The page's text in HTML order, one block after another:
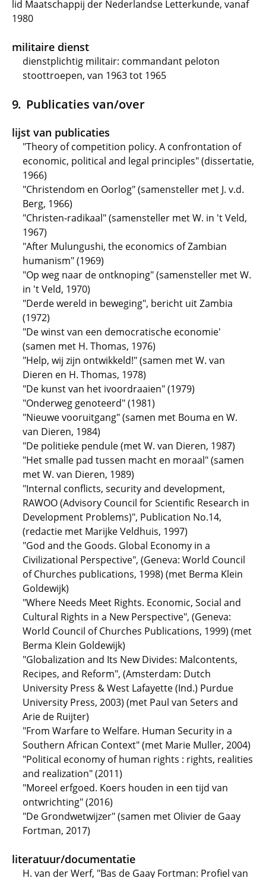
lid Maatschappij der Nederlandse Letterkunde, vanaf
1980
militaire dienst
dienstplichtig militair: commandant peloton
stoottroepen, van 1963 tot 1965
Publicaties van/over
lijst van publicaties
"Theory of competition policy. A confrontation of
economic, political and legal principles" (dissertatie,
1966)
"Christendom en Oorlog" (samensteller met J. v.d.
Berg, 1966)
"Christen-radikaal" (samensteller met W. in 't Veld,
1967)
"After Mulungushi, the economics of Zambian
humanism" (1969)
"Op weg naar de ontknoping" (samensteller met W.
in 't Veld, 1970)
"Derde wereld in beweging", bericht uit Zambia
(1972)
"De winst van een democratische economie'
(samen met H. Thomas, 1976)
"Help, wij zijn ontwikkeld!" (samen met W. van
Dieren en H. Thomas, 1978)
"De kunst van het ivoordraaien" (1979)
"Onderweg genoteerd" (1981)
"Nieuwe vooruitgang" (samen met Bouma en W.
van Dieren, 1984)
"De politieke pendule (met W. van Dieren, 1987)
"Het smalle pad tussen macht en moraal" (samen
met W. van Dieren, 1989)
"Internal conflicts, security and development,
RAWOO (Advisory Council for Scientific Research in
Development Problems)", Publication No.14,
(redactie met Marijke Veldhuis, 1997)
"God and the Goods. Global Economy in a
Civilizational Perspective", (Geneva: World Council
of Churches publications, 1998) (met Berma Klein
Goldewijk)
"Where Needs Meet Rights. Economic, Social and
Cultural Rights in a New Perspective", (Geneva:
World Council of Churches Publications, 1999) (met
Berma Klein Goldewijk)
"Globalization and Its New Divides: Malcontents,
Recipes, and Reform", (Amsterdam: Dutch
University Press & West Lafayette (Ind.) Purdue
University Press, 2003) (met Paul van Seters and
Arie de Ruijter)
"From Warfare to Welfare. Human Security in a
Southern African Context" (met Marie Muller, 2004)
"Political economy of human rights : rights, realities
and realization" (2011)
"Moreel erfgoed. Koers houden in een tijd van
ontwrichting" (2016)
"De Grondwetwijzer" (samen met Olivier de Gaay
Fortman, 2017)
literatuur/documentatie
H. van der Werf, "Bas de Gaay Fortman: Profiel van